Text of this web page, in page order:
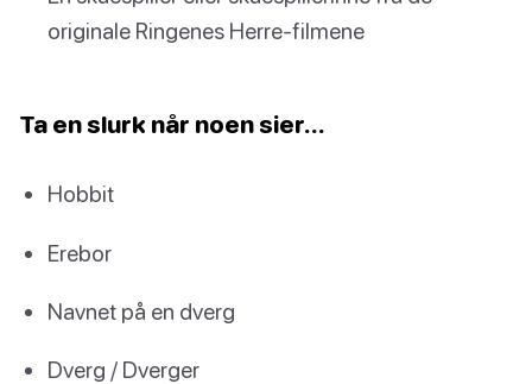
originale Ringenes Herre-filmene
Ta en slurk når noen sier…
Hobbit
Erebor
Navnet på en dverg
Dverg / Dverger